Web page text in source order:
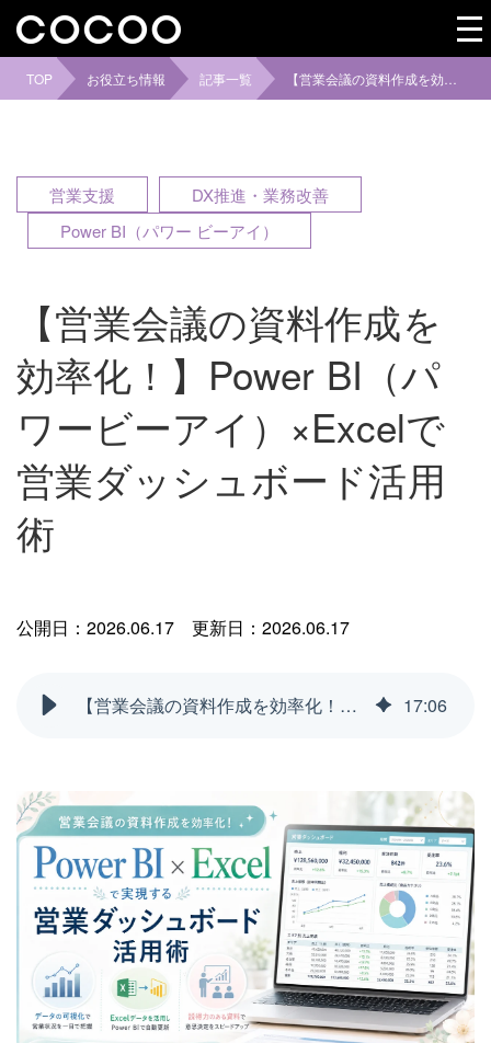
TOP お役立ち情報 記事一覧
営業支援
DX推進・業務改善
Power BI（パワー ビーアイ）
【営業会議の資料作成を
効率化！】Power BI（パ
ワービーアイ）×Excelで
営業ダッシュボード活用
術
公開日：2026.06.17 更新日：2026.06.17
【営業会議の資料作成を効率化！】Power BI（パワービーアイ）×Excelで営業ダッシュボード活用術 17:06